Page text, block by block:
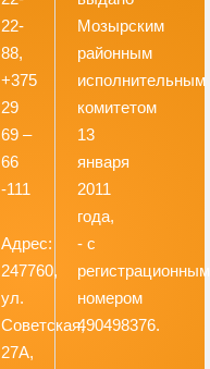
22-
88,
+375
29
69 –
66
-111
Адрес:
247760,
ул.
Советская,
27А,
Мозырским
районным
исполнительным
комитетом
13
января
2011
года,
- с
регистрационным
номером
490498376.